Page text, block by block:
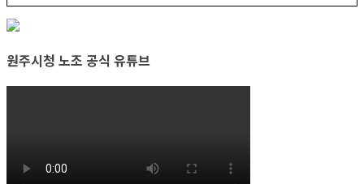
원주시청 노조 공식 유튜브